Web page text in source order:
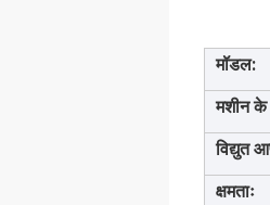
मॉडल:
मशीन
विद्युत
क्षमताः